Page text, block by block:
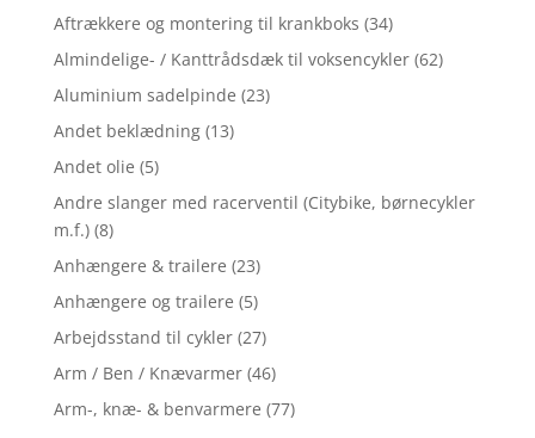
Aftrækkere og montering til krankboks (34)
Almindelige- / Kanttrådsdæk til voksencykler (62)
Aluminium sadelpinde (23)
Andet beklædning (13)
Andet olie (5)
Andre slanger med racerventil (Citybike, børnecykler
m.f.) (8)
Anhængere & trailere (23)
Anhængere og trailere (5)
Arbejdsstand til cykler (27)
Arm / Ben / Knævarmer (46)
Arm-, knæ- & benvarmere (77)